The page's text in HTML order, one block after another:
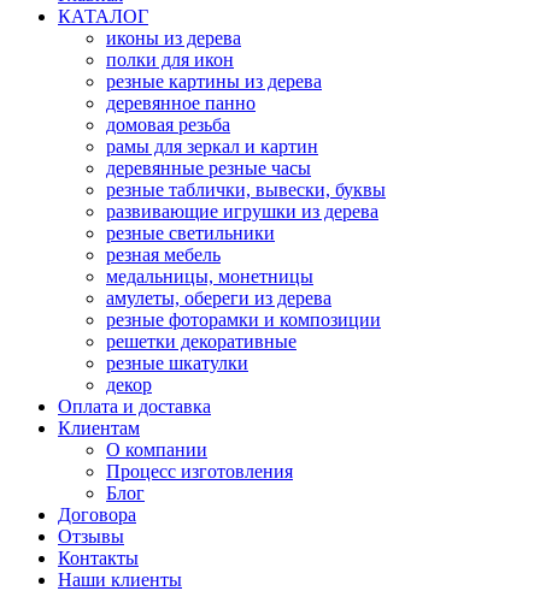
КАТАЛОГ
иконы из дерева
полки для икон
резные картины из дерева
деревянное панно
домовая резьба
рамы для зеркал и картин
деревянные резные часы
резные таблички, вывески, буквы
развивающие игрушки из дерева
резные светильники
резная мебель
медальницы, монетницы
амулеты, обереги из дерева
резные фоторамки и композиции
решетки декоративные
резные шкатулки
декор
Оплата и доставка
Клиентам
О компании
Процесс изготовления
Блог
Договора
Отзывы
Контакты
Наши клиенты